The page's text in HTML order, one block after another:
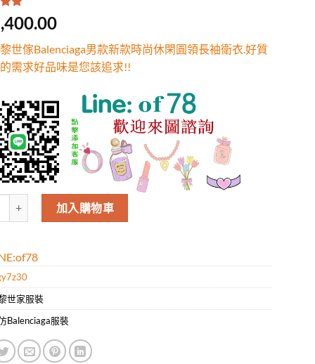
/
位
世傢Balenciaga男款新款時尚休閑圓領長袖衛衣.好質
需求好品味是您該追求!!
世傢Balenciaga男款新款時尚休閑圓領長袖衛衣.好質量是您的需求好品
加入購物車
世家服裝
Balenciaga服裝